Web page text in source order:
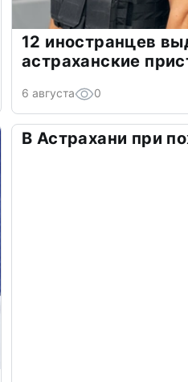
12 иностранцев
астраханские
6 августа 0
В Астрахани при